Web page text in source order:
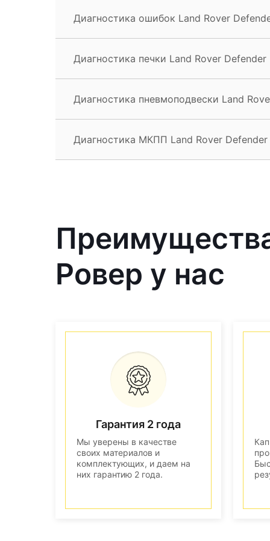
Диагностика ошибок Land Rover
Диагностика печки Land Rover Defender
Диагностика пневмоподвески Land
Диагностика МКПП Land Rover Defender
Ровер у нас
Гарантия 2 года
Мы уверены в качестве
своих материалов и
комплектующих, и даем на
них гарантию 2 года.